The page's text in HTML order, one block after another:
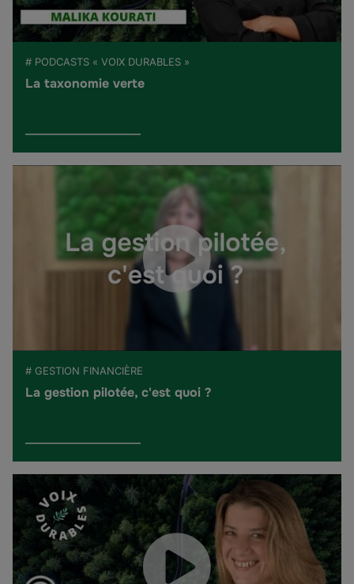
# PODCASTS « VOIX DURABLES »
La taxonomie verte
# GESTION FINANCIÈRE
La gestion pilotée, c'est quoi ?